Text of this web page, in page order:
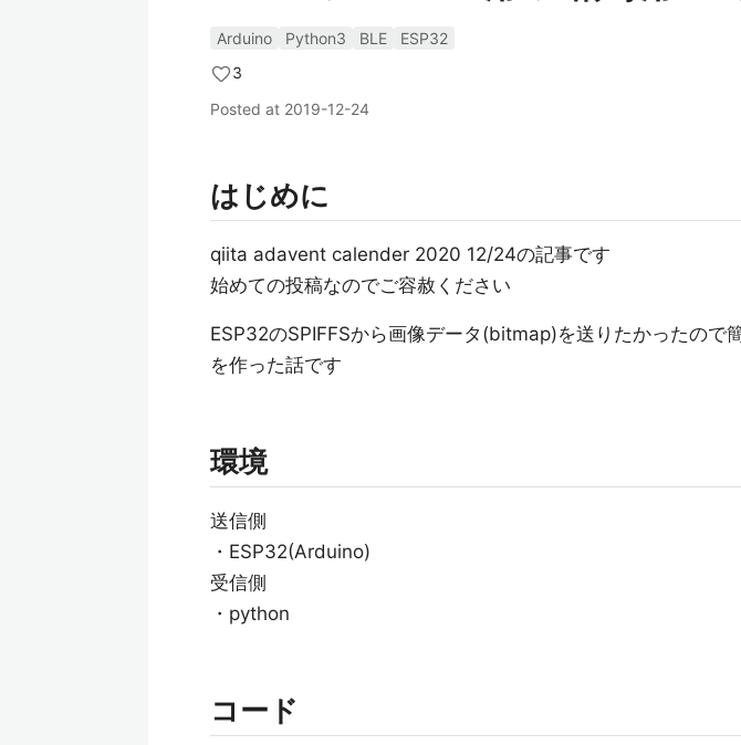
Arduino Python3 BLE
ESP32
3
Posted at 2019-12-24
はじめに
qiita adavent calender 2020 12/24の記事です
始めての投稿なのでご容赦ください
ESP32のSPIFFSから画像データ(bitmap)を送りたかったので
を作った話です
環境
送信側
・ESP32(Arduino)
受信側
・python
コード